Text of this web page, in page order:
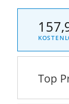
Top